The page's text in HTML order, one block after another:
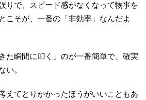
りで、スピード感がなくなって物事を
こそが、一番の「非効率」なんだよ
た瞬間に叩く」のが一番簡単で、確実
い。
えてとりかかったほうがいいこともあ